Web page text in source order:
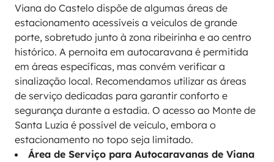
Viana do Castelo dispõe de algumas áreas de
estacionamento acessíveis a veículos de grande
porte, sobretudo junto à zona ribeirinha e ao centro
histórico. A pernoita em autocaravana é permitida
em áreas específicas, mas convém verificar a
sinalização local. Recomendamos utilizar as áreas
de serviço dedicadas para garantir conforto e
segurança durante a estadia. O acesso ao Monte de
Santa Luzia é possível de veículo, embora o
estacionamento no topo seja limitado.
Área de Serviço para Autocaravanas de Viana